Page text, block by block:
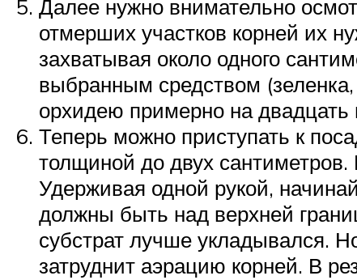
Далее нужно внимательно
отмерших участков корней их
захватывая около одного
выбранным средством
орхидею примерно на
Теперь можно приступать к
толщиной до двух
Удерживая одной рукой,
должны быть над верхней
субстрат лучше укладывался.
затруднит аэрацию корней. В